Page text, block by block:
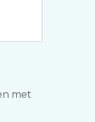
met